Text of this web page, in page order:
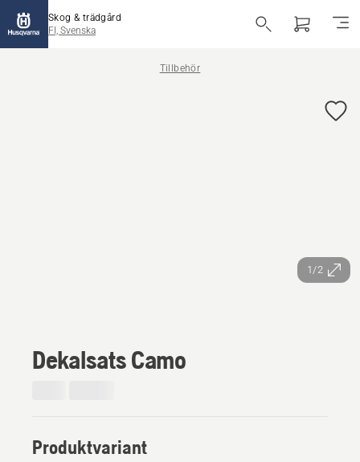
Skog & trädgård
FI, Svenska
Tillbehör
1/2
Dekalsats Camo
Produktvariant